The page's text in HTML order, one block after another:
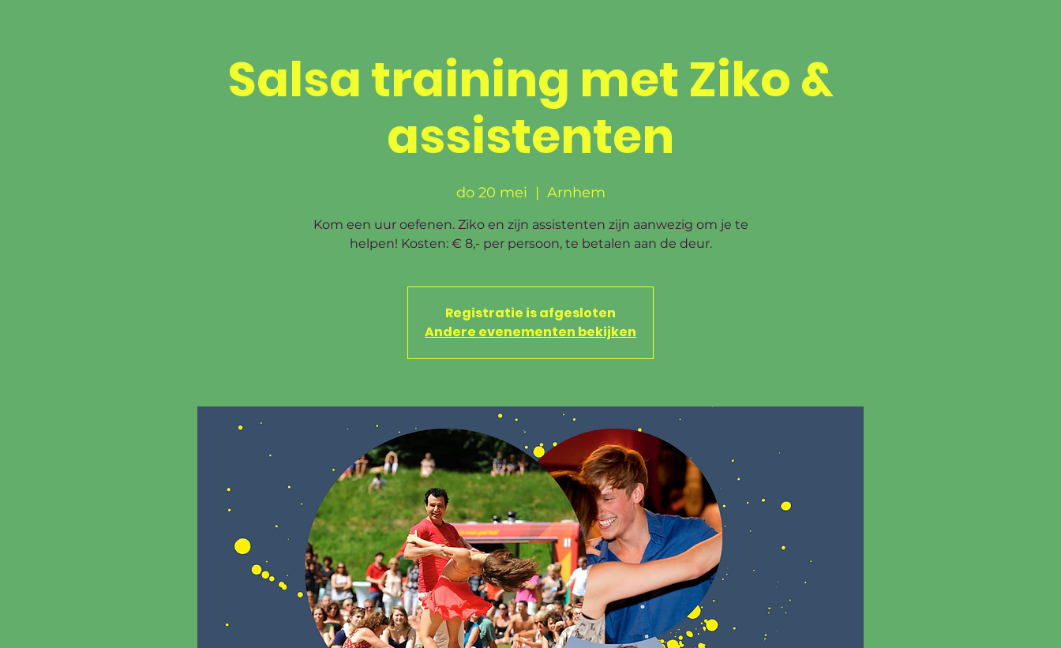
Cadansia Centro de Dança
AGENDA
Salsa training met Ziko &
assistenten
do 20 mei
  |
Arnhem
Kom een uur oefenen. Ziko en zijn assistenten zijn aanwezig om je te
helpen! Kosten: € 8,- per persoon, te betalen aan de deur.
Registratie is afgesloten
Andere evenementen bekijken